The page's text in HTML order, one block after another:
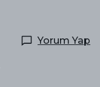
Yorum Yap